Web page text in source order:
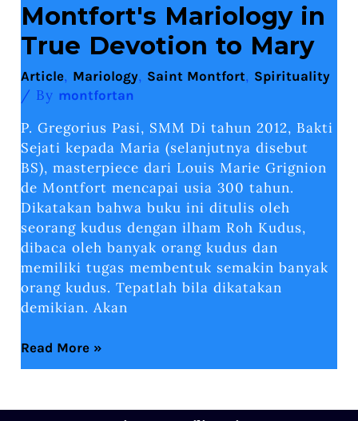
Montfort's Mariology in
True Devotion to Mary
Article, Mariology, Saint Montfort, Spirituality
/ By montfortan
P. Gregorius Pasi, SMM Di tahun 2012, Bakti
Sejati kepada Maria (selanjutnya disebut
BS), masterpiece dari Louis Marie Grignion
de Montfort mencapai usia 300 tahun.
Dikatakan bahwa buku ini ditulis oleh
seorang kudus dengan ilham Roh Kudus,
dibaca oleh banyak orang kudus dan
memiliki tugas membentuk semakin banyak
orang kudus. Tepatlah bila dikatakan
demikian. Akan
Read More »